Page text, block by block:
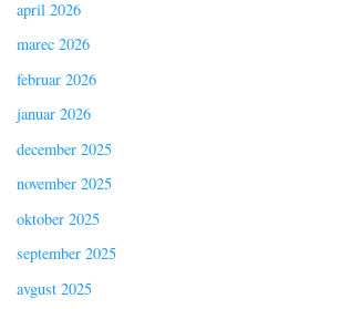
april 2026
marec 2026
februar 2026
januar 2026
december 2025
november 2025
oktober 2025
september 2025
avgust 2025